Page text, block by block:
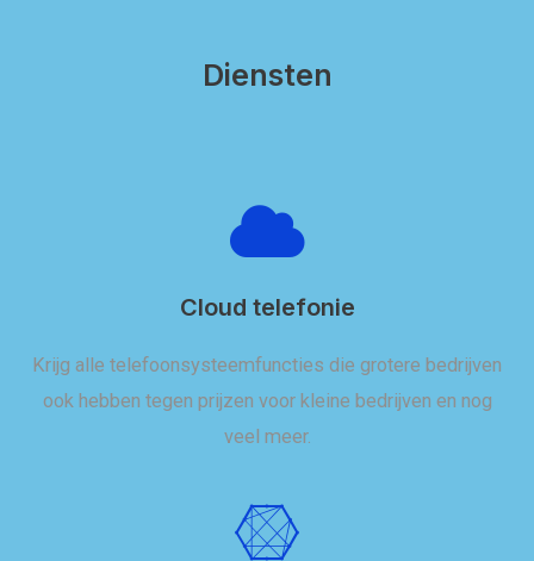
Diensten
Cloud telefonie
Krijg alle telefoonsysteemfuncties die grotere bedrijven
ook hebben tegen prijzen voor kleine bedrijven en nog
veel meer.